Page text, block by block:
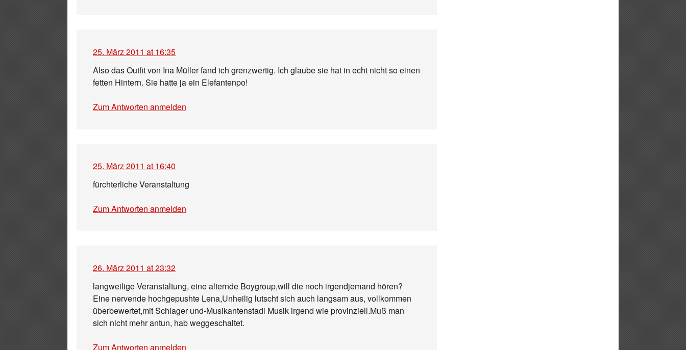
25. März 2011 at 16:35
Also das Outfit von Ina Müller fand ich grenzwertig. Ich glaube sie hat in echt nicht so einen
fetten Hintern. Sie hatte ja ein Elefantenpo!
Zum Antworten anmelden
25. März 2011 at 16:40
fürchterliche Veranstaltung
Zum Antworten anmelden
26. März 2011 at 23:32
langweilige Veranstaltung, eine alternde Boygroup,will die noch irgendjemand hören?
Eine nervende hochgepushte Lena,Unheilig lutscht sich auch langsam aus, vollkommen
überbewertet,mit Schlager und-Musikantenstadl Musik irgend wie provinziell.Muß man
sich nicht mehr antun, hab weggeschaltet.
Zum Antworten anmelden